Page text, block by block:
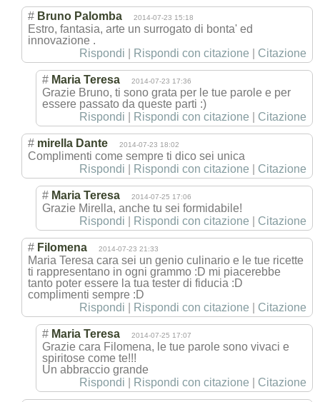
# Bruno Palomba 2014-07-23 15:18
Estro, fantasia, arte un surrogato di bonta' ed
innovazione .
Rispondi
Rispondi con citazione Citazione
# Maria Teresa 2014-07-23 17:36
Grazie Bruno, ti sono grata per le tue parole e per
essere passato da queste parti :)
Rispondi
Rispondi con citazione Citazione
# mirella Dante 2014-07-23 18:02
Complimenti come sempre ti dico sei unica
Rispondi
Rispondi con citazione Citazione
# Maria Teresa 2014-07-25 17:06
Grazie Mirella, anche tu sei formidabile!
Rispondi
Rispondi con citazione Citazione
# Filomena 2014-07-23 21:33
Maria Teresa cara sei un genio culinario e le tue ricette
ti rappresentano in ogni grammo :D mi piacerebbe
tanto poter essere la tua tester di fiducia :D
complimenti sempre :D
Rispondi
Rispondi con citazione Citazione
# Maria Teresa 2014-07-25 17:07
Grazie cara Filomena, le tue parole sono vivaci e
spiritose come te!!!
Un abbraccio grande
Rispondi
Rispondi con citazione Citazione